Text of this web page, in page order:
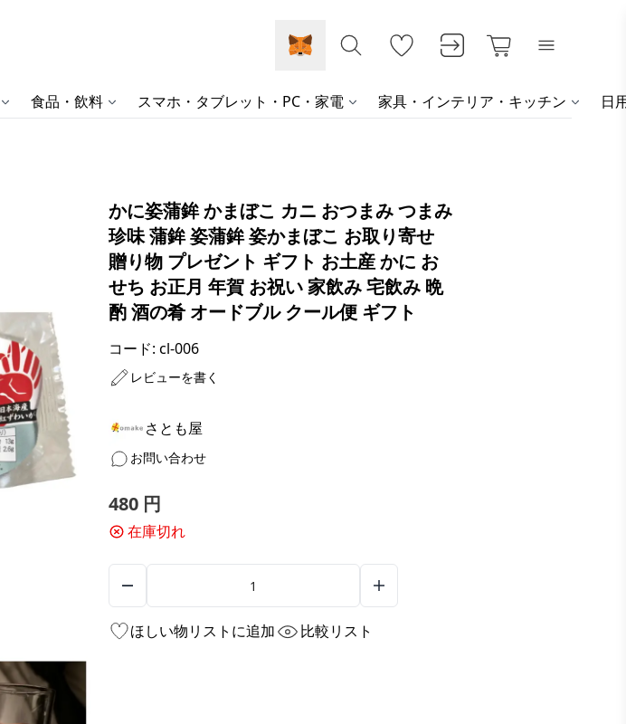
食品・飲料 スマホ・タブレット・PC・家電 家具・インテリア・キッチン 日
かに姿蒲鉾 かまぼこ カニ おつまみ つまみ
珍味 蒲鉾 姿蒲鉾 姿かまぼこ お取り寄せ
贈り物 プレゼント ギフト お土産 かに お
せち お正月 年賀 お祝い 家飲み 宅飲み 晩
酌 酒の肴 オードブル クール便 ギフト
コード: cl-006
レビューを書く
さとも屋
お問い合わせ
480 円
在庫切れ
ほしい物リストに追加 比較リスト